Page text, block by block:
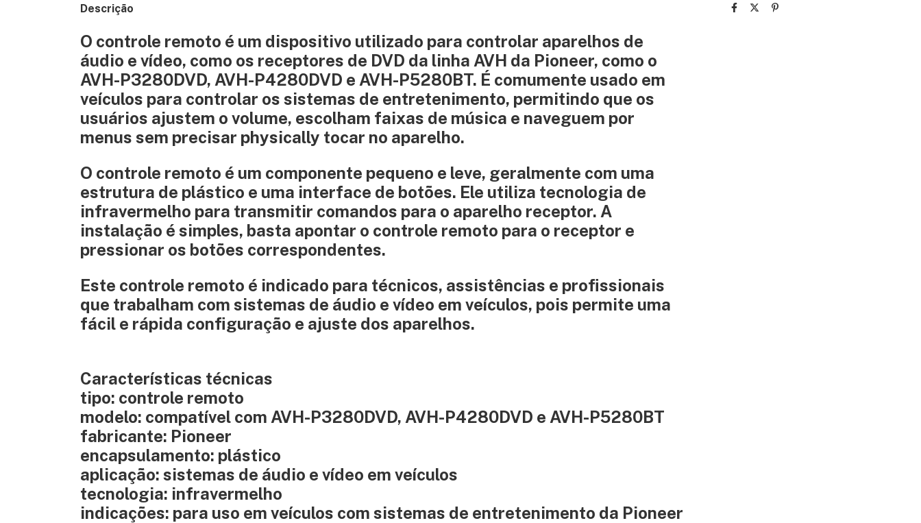
Descrição
O controle remoto é um dispositivo utilizado para controlar aparelhos de
áudio e vídeo, como os receptores de DVD da linha AVH da Pioneer, como o
AVH-P3280DVD, AVH-P4280DVD e AVH-P5280BT. É comumente usado em
veículos para controlar os sistemas de entretenimento, permitindo que os
usuários ajustem o volume, escolham faixas de música e naveguem por
menus sem precisar physically tocar no aparelho.
O controle remoto é um componente pequeno e leve, geralmente com uma
estrutura de plástico e uma interface de botões. Ele utiliza tecnologia de
infravermelho para transmitir comandos para o aparelho receptor. A
instalação é simples, basta apontar o controle remoto para o receptor e
pressionar os botões correspondentes.
Este controle remoto é indicado para técnicos, assistências e profissionais
que trabalham com sistemas de áudio e vídeo em veículos, pois permite uma
fácil e rápida configuração e ajuste dos aparelhos.
Características técnicas
tipo: controle remoto
modelo: compatível com AVH-P3280DVD, AVH-P4280DVD e AVH-P5280BT
fabricante: Pioneer
encapsulamento: plástico
aplicação: sistemas de áudio e vídeo em veículos
tecnologia: infravermelho
indicações: para uso em veículos com sistemas de entretenimento da Pioneer